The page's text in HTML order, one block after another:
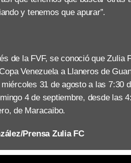
y tenemos que apurar”.
de la FVF, se conoció que Zulia
Venezuela a Llaneros de
31 de agosto a las 7:30
4 de septiembre, desde las
de Maracaibo.
Prensa Zulia FC